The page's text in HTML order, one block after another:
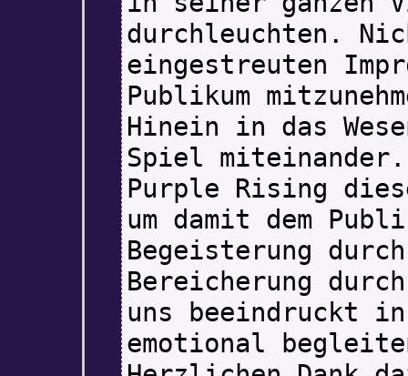
durchleuchten.
eingestreuten
Publikum
Hinein in das
Spiel
Purple Rising
um damit dem
Begeisterung
Bereicherung
uns beeindruckt
emotional